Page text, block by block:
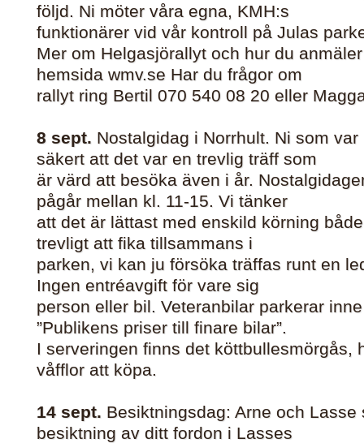
följd. Ni möter våra egna, KMH:s
funktionärer vid vår kontroll på Julas
Mer om Helgasjörallyt och hur du
hemsida wmv.se Har du frågor om
rallyt ring Bertil 070 540 08 20 eller
8 sept. Nostalgidag i Norrhult. Ni som
säkert att det var en trevlig träff som
är värd att besöka även i år.
pågår mellan kl. 11-15. Vi tänker
att det är lättast med enskild körning
trevligt att fika tillsammans i
parken, vi kan ju försöka träffas runt en
Ingen entréavgift för vare sig
person eller bil. Veteranbilar parkerar
”Publikens priser till finare bilar”.
I serveringen finns det köttbullesmörgås,
våfflor att köpa.
14 sept. Besiktningsdag: Arne och
besiktning av ditt fordon i Lasses